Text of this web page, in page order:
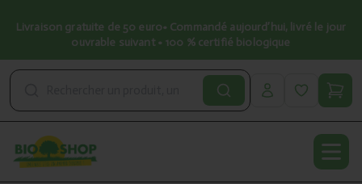
Livraison gratuite de 50 euro• Commandé aujourd’hui, livré le jour
ouvrable suivant • 100 % certifié biologique